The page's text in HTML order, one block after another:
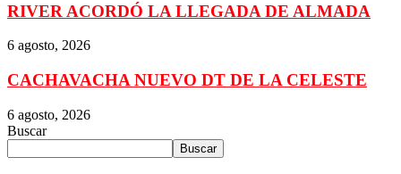
RIVER ACORDÓ LA LLEGADA DE ALMADA
6 agosto, 2026
CACHAVACHA NUEVO DT DE LA CELESTE
6 agosto, 2026
Buscar
Buscar